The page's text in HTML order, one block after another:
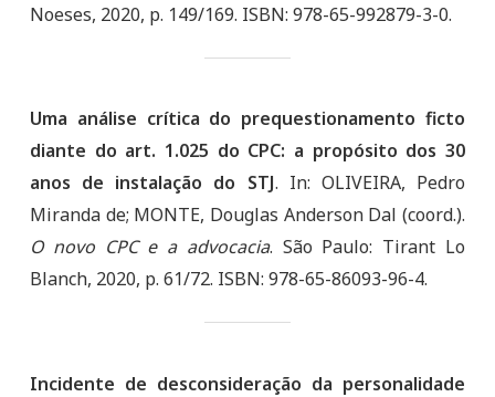
Noeses, 2020, p. 149/169. ISBN: 978-65-992879-3-0.
Uma análise crítica do prequestionamento ficto
diante do art. 1.025 do CPC: a propósito dos 30
anos de instalação do STJ. In: OLIVEIRA, Pedro
Miranda de; MONTE, Douglas Anderson Dal (coord.).
O novo CPC e a advocacia. São Paulo: Tirant Lo
Blanch, 2020, p. 61/72. ISBN: 978-65-86093-96-4.
Incidente de desconsideração da personalidade